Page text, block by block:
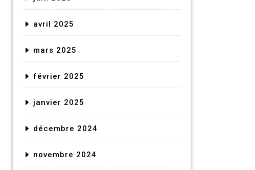
avril 2025
mars 2025
février 2025
janvier 2025
décembre 2024
novembre 2024